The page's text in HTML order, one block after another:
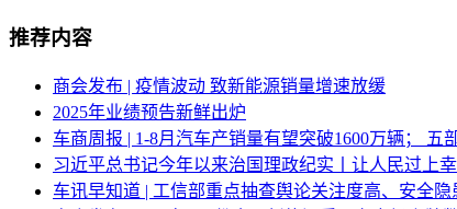
推荐内容
商会发布 | 疫情波动 致新能源销量增速放缓
2025年业绩预告新鲜出炉
车商周报 | 1-8月汽车产销量有望突破1600万辆； 五
习近平总书记今年以来治国理政纪实丨让人民过上
车讯早知道 | 工信部重点抽查舆论关注度高、安全